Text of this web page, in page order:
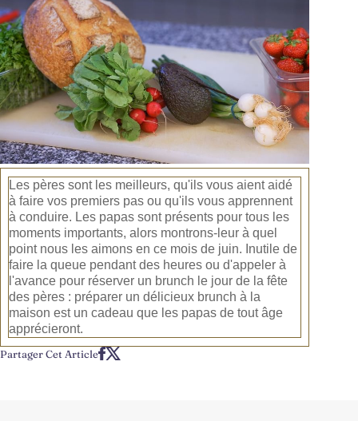
Partager Cet Article
Les pères sont les meilleurs, qu'ils vous aient aidé
à faire vos premiers pas ou qu'ils vous apprennent
à conduire. Les papas sont présents pour tous les
moments importants, alors montrons-leur à quel
point nous les aimons en ce mois de juin. Inutile de
faire la queue pendant des heures ou d'appeler à
l'avance pour réserver un brunch le jour de la fête
des pères : préparer un délicieux brunch à la
maison est un cadeau que les papas de tout âge
apprécieront.